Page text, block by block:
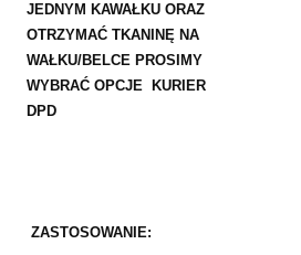
JEDNYM KAWAŁKU ORAZ
OTRZYMAĆ TKANINĘ NA
WAŁKU/BELCE PROSIMY
WYBRAĆ OPCJE KURIER
DPD
ZASTOSOWANIE: